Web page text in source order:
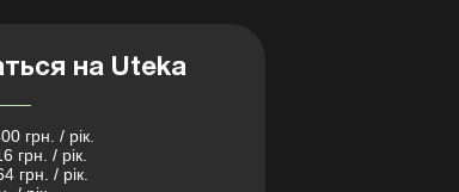
на Uteka
грн. / рік.
грн. / рік.
грн. / рік.